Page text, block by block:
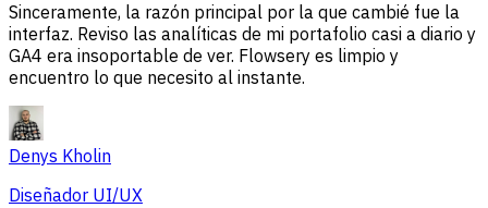
Sinceramente, la razón principal por la que cambié fue la
interfaz. Reviso las analíticas de mi portafolio casi a diario y
GA4 era insoportable de ver. Flowsery es limpio y
encuentro lo que necesito al instante.
Denys Kholin
Diseñador UI/UX